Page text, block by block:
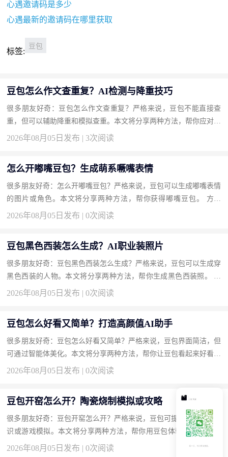
心遇邀请码是多少
心遇最新的邀请码在哪里获取
标签:
豆包
豆包怎么作文查重复？AI检测与降重技巧
很多朋友好奇：豆包怎么作文查重复？严格来说，豆包不能直接查
重，但可以辅助降重和模拟查重。本文将分享两种方法，帮你应对作
文查重。 方法一：让豆包改写降重并估计重复率（推荐） AI润色
2026年08月05日发布 | 3次阅读
怎么开嘟嘴豆包？生成萌系噘嘴表情
很多朋友好奇：怎么开嘟嘴豆包？严格来说，豆包可以生成嘟嘴表情
的图片或角色。本文将分享两种方法，帮你获得嘟嘴豆包。 方法
一：用文生图生成嘟嘴豆包形象（推荐） 直接绘画。 操作步骤 输
2026年08月05日发布 | 0次阅读
豆包黑色西装怎么生成？AI职业装照片
很多朋友好奇：豆包黑色西装怎么生成？严格来说，豆包可以生成穿
黑色西装的人物。本文将分享两种方法，帮你生成黑色西装照。 方
2026年08月05日发布 | 0次阅读
豆包怎么好看又简单？打造高颜值AI助手
很多朋友好奇：豆包怎么好看又简单？严格来说，豆包界面简洁，但
可通过智能体美化。本文将分享两种方法，帮你让豆包看起来好看又
好用。 方法一：创建或使用高颜值智能体（推荐） 定制头像和背...
2026年08月05日发布 | 0次阅读
豆包开窑怎么开？陶瓷烧制模拟或攻略
很多朋友好奇：豆包开窑怎么开？严格来说，豆包可提供陶瓷开窑知
识或游戏模拟。本文将分享两种方法，帮你用豆包体验开窑。 方法
一：让豆包讲解真实开窑步骤（推荐） 陶艺教程。 操作步骤 输入...
2026年08月05日发布 | 0次阅读